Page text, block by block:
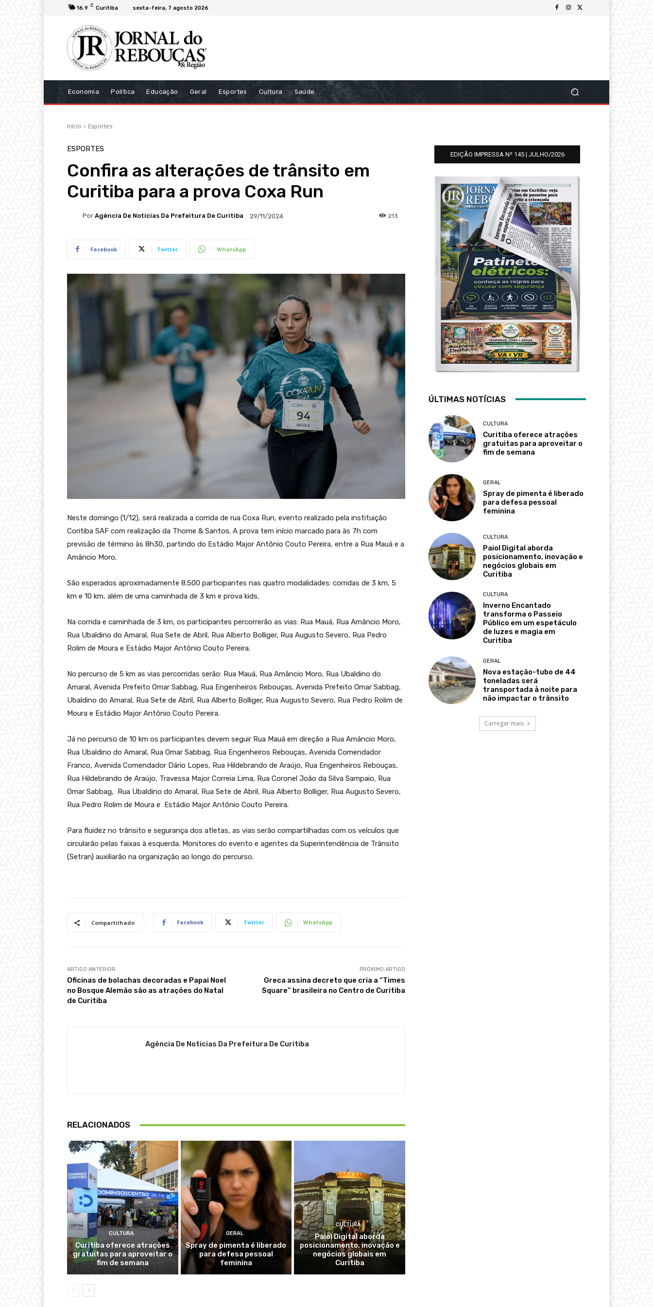
16.9 C Curitiba sexta-feira, 7 agosto 2026
Economia Política Educação Geral Esportes Cultura Saúde
Início Esportes
ESPORTES
Confira as alterações de trânsito em
Curitiba para a prova Coxa Run
Por Agência De Noticias Da Prefeitura De Curitiba 29/11/2024 213
Facebook Twitter WhatsApp
Neste domingo (1/12), será realizada a corrida de rua Coxa Run, evento realizado pela instituição
Coritiba SAF com realização da Thome & Santos. A prova tem início marcado para às 7h com
previsão de término às 8h30, partindo do Estádio Major Antônio Couto Pereira, entre a Rua Mauá e a
Amâncio Moro.
São esperados aproximadamente 8.500 participantes nas quatro modalidades: corridas de 3 km, 5
km e 10 km, além de uma caminhada de 3 km e prova kids.
Na corrida e caminhada de 3 km, os participantes percorrerão as vias: Rua Mauá, Rua Amâncio Moro,
Rua Ubaldino do Amaral, Rua Sete de Abril, Rua Alberto Bolliger, Rua Augusto Severo, Rua Pedro
Rolim de Moura e Estádio Major Antônio Couto Pereira.
No percurso de 5 km as vias percorridas serão: Rua Mauá, Rua Amâncio Moro, Rua Ubaldino do
Amaral, Avenida Prefeito Omar Sabbag, Rua Engenheiros Rebouças, Avenida Prefeito Omar Sabbag,
Ubaldino do Amaral, Rua Sete de Abril, Rua Alberto Bolliger, Rua Augusto Severo, Rua Pedro Rolim de
Moura e Estádio Major Antônio Couto Pereira.
Já no percurso de 10 km os participantes devem seguir Rua Mauá em direção a Rua Amâncio Moro,
Rua Ubaldino do Amaral, Rua Omar Sabbag, Rua Engenheiros Rebouças, Avenida Comendador
Franco, Avenida Comendador Dário Lopes, Rua Hildebrando de Araújo, Rua Engenheiros Rebouças,
Rua Hildebrando de Araújo, Travessa Major Correia Lima, Rua Coronel João da Silva Sampaio, Rua
Omar Sabbag, Rua Ubaldino do Amaral, Rua Sete de Abril, Rua Alberto Bolliger, Rua Augusto Severo,
Rua Pedro Rolim de Moura e Estádio Major Antônio Couto Pereira.
Para fluidez no trânsito e segurança dos atletas, as vias serão compartilhadas com os veículos que
circularão pelas faixas à esquerda. Monitores do evento e agentes da Superintendência de Trânsito
(Setran) auxiliarão na organização ao longo do percurso.
Compartilhado Facebook Twitter WhatsApp
ARTIGO ANTERIOR
Oficinas de bolachas decoradas e Papai Noel
no Bosque Alemão são as atrações do Natal
de Curitiba
PRÓXIMO ARTIGO
Greca assina decreto que cria a “Times
Square” brasileira no Centro de Curitiba
Agência De Noticias Da Prefeitura De Curitiba
RELACIONADOS
CULTURA
Curitiba oferece atrações
gratuitas para aproveitar o
fim de semana
GERAL
Spray de pimenta é liberado
para defesa pessoal
feminina
CULTURA
Paiol Digital aborda
posicionamento, inovação e
negócios globais em
Curitiba
EDIÇÃO IMPRESSA Nº 145 | JULHO/2026
ÚLTIMAS NOTÍCIAS
CULTURA
Curitiba oferece atrações
gratuitas para aproveitar o
fim de semana
GERAL
Spray de pimenta é liberado
para defesa pessoal
feminina
CULTURA
Paiol Digital aborda
posicionamento, inovação e
negócios globais em
Curitiba
CULTURA
Inverno Encantado
transforma o Passeio
Público em um espetáculo
de luzes e magia em
Curitiba
GERAL
Nova estação-tubo de 44
toneladas será
transportada à noite para
não impactar o trânsito
Carregar mais